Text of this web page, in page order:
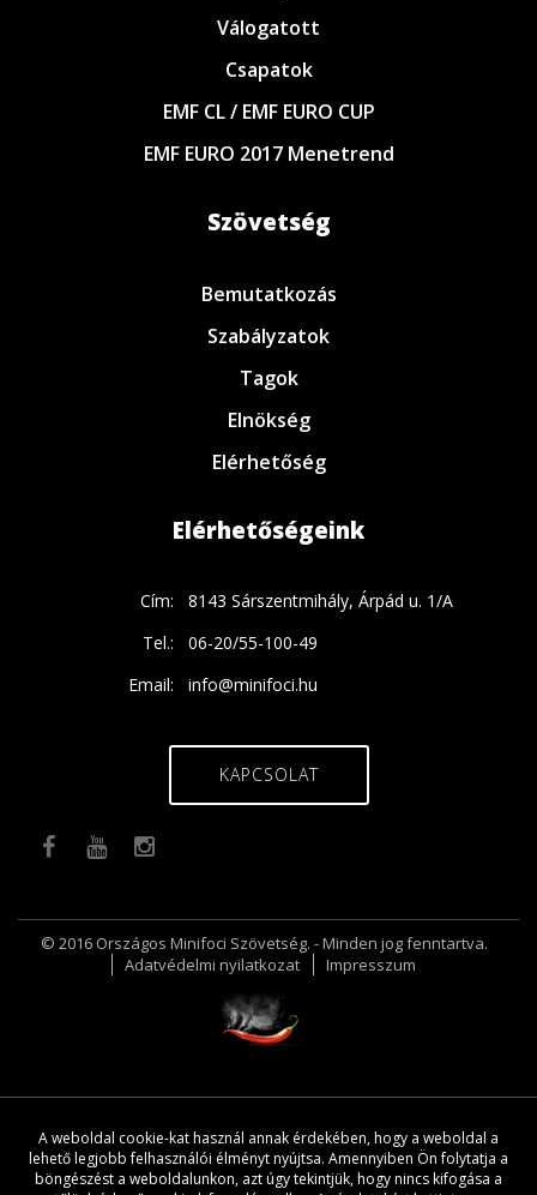
Válogatott
Csapatok
EMF CL / EMF EURO CUP
EMF EURO 2017 Menetrend
Szövetség
Bemutatkozás
Szabályzatok
Tagok
Elnökség
Elérhetőség
Elérhetőségeink
Cím:
8143 Sárszentmihály, Árpád u. 1/A
Tel.:
06-20/55-100-49
Email:
info@minifoci.hu
KAPCSOLAT
© 2016 Országos Minifoci Szövetség. - Minden jog fenntartva.
Adatvédelmi nyilatkozat
Impresszum
A weboldal cookie-kat használ annak érdekében, hogy a weboldal a
lehető legjobb felhasználói élményt nyújtsa. Amennyiben Ön folytatja a
böngészést a weboldalunkon, azt úgy tekintjük, hogy nincs kifogása a